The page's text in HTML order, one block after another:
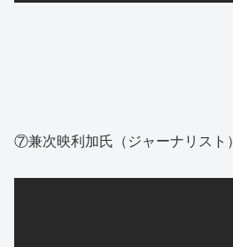
⑦兼次映利加氏（ジャーナリスト）